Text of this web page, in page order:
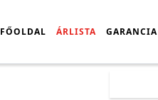
FŐOLDAL ÁRLISTA GARANCIA